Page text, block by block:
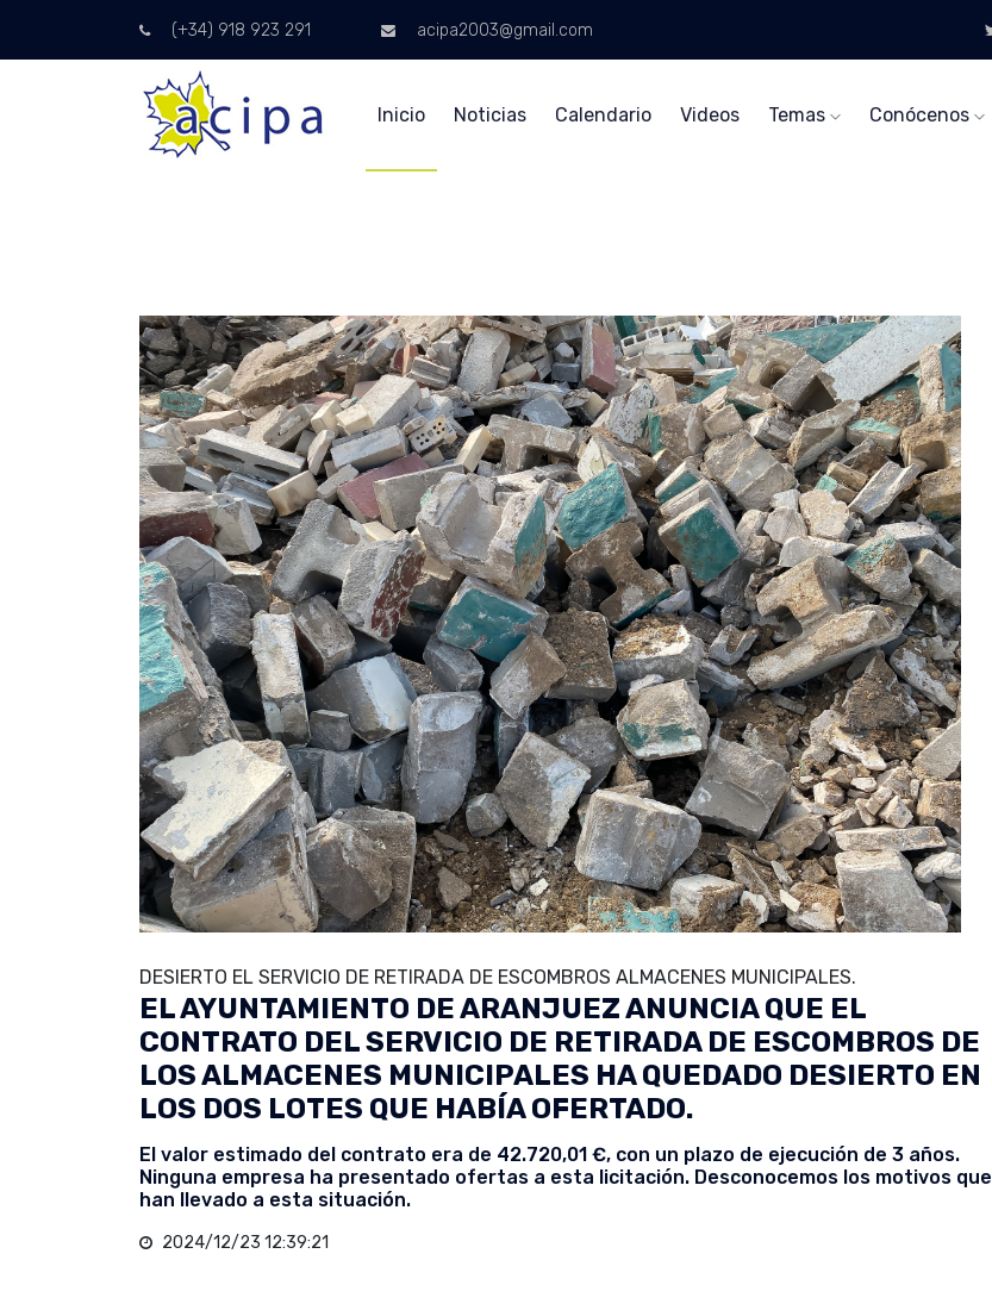
(+34) 918 923 291 acipa2003@gmail.com
Inicio Noticias Calendario Videos Temas Conócenos
DESIERTO EL SERVICIO DE RETIRADA DE ESCOMBROS ALMACENES MUNICIPALES.
EL AYUNTAMIENTO DE ARANJUEZ ANUNCIA QUE EL
CONTRATO DEL SERVICIO DE RETIRADA DE ESCOMBROS DE
LOS ALMACENES MUNICIPALES HA QUEDADO DESIERTO EN
LOS DOS LOTES QUE HABÍA OFERTADO.
El valor estimado del contrato era de 42.720,01 €, con un plazo de ejecución de 3 años.
Ninguna empresa ha presentado ofertas a esta licitación. Desconocemos los motivos que
han llevado a esta situación.
2024/12/23 12:39:21